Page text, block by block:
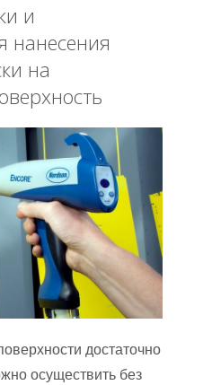
и
нанесения
на
достаточно
осуществить без